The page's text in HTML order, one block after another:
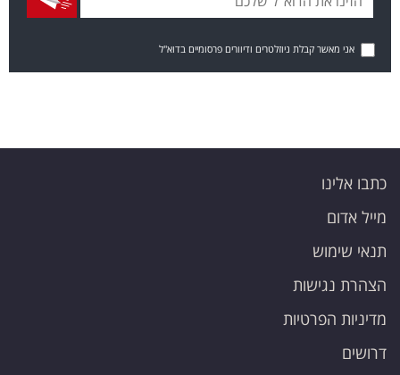
אני מאשר קבלת ניוזלטרים ודיוורים פרסומיים בדוא"ל
כתבו אלינו
מייל אדום
תנאי שימוש
הצהרת נגישות
מדיניות הפרטיות
דרושים